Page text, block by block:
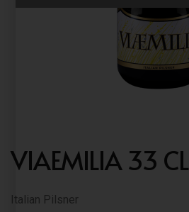
VIAEMILIA 33 CL
Italian Pilsner